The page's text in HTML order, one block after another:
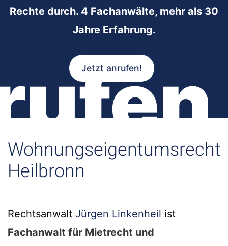
Rechte durch. 4 Fachanwälte, mehr als 30
Jahre Erfahrung.
Jetzt anrufen!
Wohnungseigentumsrecht
Heilbronn
Rechtsanwalt Jürgen Linkenheil ist
Fachanwalt für Mietrecht und